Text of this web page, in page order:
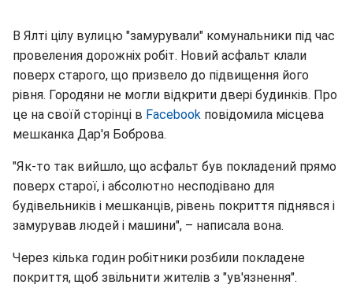
В Ялті цілу вулицю "замурували" комунальники під час
провеления дорожніх робіт. Новий асфальт клали
поверх старого, що призвело до підвищення його
рівня. Городяни не могли відкрити двері будинків. Про
це на своїй сторінці в Facebook повідомила місцева
мешканка Дар'я Боброва.
"Як-то так вийшло, що асфальт був покладений прямо
поверх старої, і абсолютно несподівано для
будівельників і мешканців, рівень покриття піднявся і
замурував людей і машини", – написала вона.
Через кілька годин робітники розбили покладене
покриття, щоб звільнити жителів з "ув'язнення".